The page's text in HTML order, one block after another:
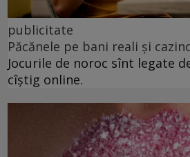
publicitate
Păcănele pe bani reali și
Jocurile de noroc sînt legate
cîștig online.